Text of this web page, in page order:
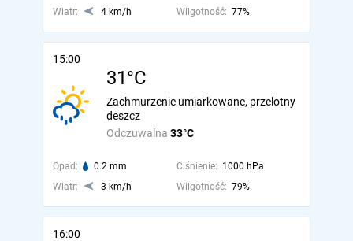
Wiatr:
4 km/h Wilgotność: 77%
15:00
31°C
Odczuwalna 33°C
Zachmurzenie umiarkowane, przelotny
deszcz
Opad: 0.2 mm Ciśnienie: 1000 hPa
Wiatr:
3 km/h Wilgotność: 79%
16:00